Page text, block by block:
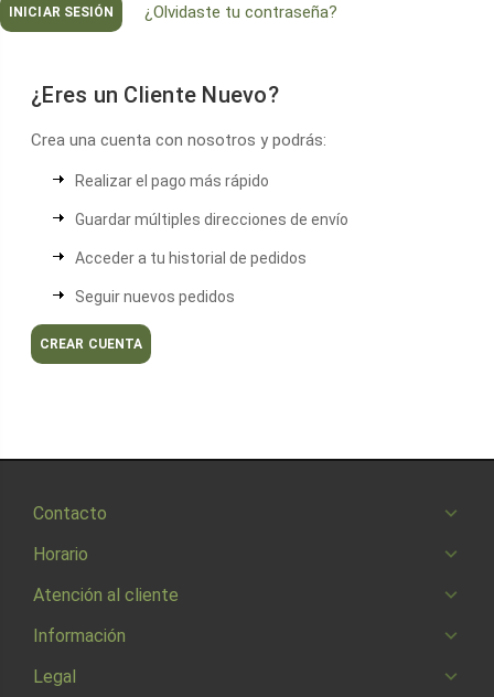
¿Olvidaste tu contraseña?
¿Eres un Cliente Nuevo?
Crea una cuenta con nosotros y podrás:
Realizar el pago más rápido
Guardar múltiples direcciones de envío
Acceder a tu historial de pedidos
Seguir nuevos pedidos
CREAR CUENTA
Contacto
Horario
Atención al cliente
Información
Legal